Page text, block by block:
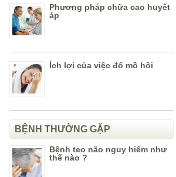
Phương pháp chữa cao huyết
áp
Ích lợi của việc đổ mồ hôi
BỆNH THƯỜNG GẶP
Bệnh teo não nguy hiểm như
thế nào ?